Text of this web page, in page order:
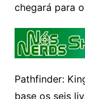
chegará para
Pathfinder:
base os seis